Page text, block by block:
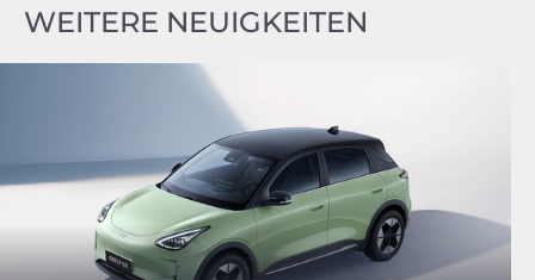
WEITERE NEUIGKEITEN